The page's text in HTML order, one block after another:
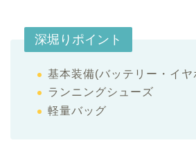
深堀りポイント
基本装備(バッテリー・イヤ
ランニングシューズ
軽量バッグ